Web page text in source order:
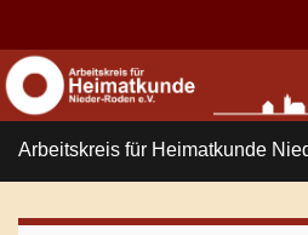
Search for:
Arbeitskreis für Heimatkunde